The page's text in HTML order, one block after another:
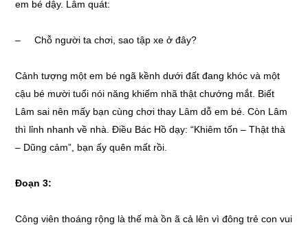
em bé dậy. Lâm quát:
– Chỗ người ta chơi, sao tập xe ở đây?
Cảnh tượng một em bé ngã kềnh dưới đất đang khóc và một
cậu bé mười tuổi nói năng khiếm nhã thật chướng mắt. Biết
Lâm sai nên mấy bạn cùng chơi thay Lâm dỗ em bé. Còn Lâm
thì lỉnh nhanh về nhà. Điều Bác Hồ dạy: “Khiêm tốn – Thật thà
– Dũng cảm”, bạn ấy quên mất rồi.
Đoạn 3:
Công viên thoáng rộng là thế mà ồn ã cả lên vì đông trẻ con vui